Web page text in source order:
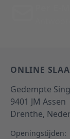
ONLINE
Gedempte
9401 JM Assen
Drenthe,
Openingstijden: